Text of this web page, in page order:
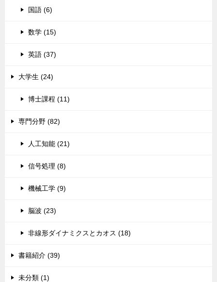
国語 (6)
数学 (15)
英語 (37)
大学生 (24)
博士課程 (11)
専門分野 (82)
人工知能 (21)
信号処理 (8)
機械工学 (9)
脳波 (23)
非線形ダイナミクスとカオス (18)
書籍紹介 (39)
未分類 (1)